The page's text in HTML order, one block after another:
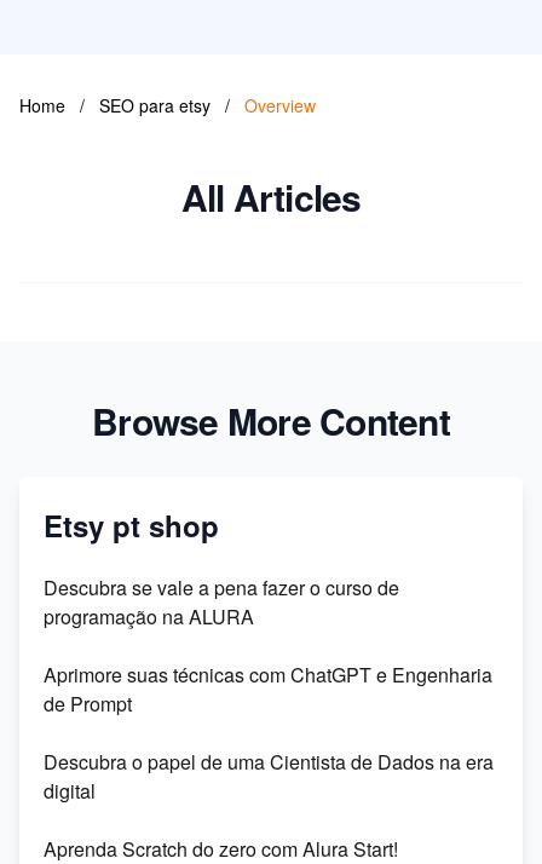
Home / SEO para etsy / Overview
All Articles
Browse More Content
Etsy pt shop
Descubra se vale a pena fazer o curso de
programação na ALURA
Aprimore suas técnicas com ChatGPT e Engenharia
de Prompt
Descubra o papel de uma Cientista de Dados na era
digital
Aprenda Scratch do zero com Alura Start!